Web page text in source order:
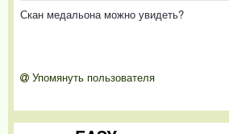
Скан медальона можно увидеть?
Упомянуть пользователя